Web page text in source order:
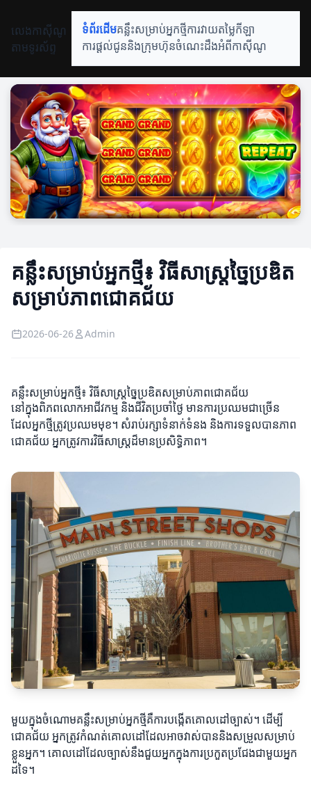
លេងកាស៊ីណូ
តាមទូរស័ព្ទ
ទំព័រដើមគន្លឹះសម្រាប់អ្នកថ្មីការវាយតម្លៃកីឡា
ការផ្តល់ជូននិងក្រុមហ៊ុនចំណេះដឹងអំពីកាស៊ីណូ
គន្លឹះសម្រាប់អ្នកថ្មី៖ វិធីសាស្ត្រច្នៃប្រឌិត
សម្រាប់ភាពជោគជ័យ
2026-06-26 Admin
គន្លឹះសម្រាប់អ្នកថ្មី៖ វិធីសាស្ត្រច្នៃប្រឌិតសម្រាប់ភាពជោគជ័យ
នៅក្នុងពិភពលោកអាជីវកម្ម និងជីវិតប្រចាំថ្ងៃ មានការប្រឈមជាច្រើន
ដែលអ្នកថ្មីត្រូវប្រឈមមុខ។ សំរាប់រក្សាទំនាក់ទំនង និងការទទួលបានភាព
ជោគជ័យ អ្នកត្រូវការវិធីសាស្ត្រដ៏មានប្រសិទ្ធិភាព។
មួយក្នុងចំណោមគន្លឹះសម្រាប់អ្នកថ្មីគឺការបង្កើតគោលដៅច្បាស់។ ដើម្បី
ជោគជ័យ អ្នកត្រូវកំណត់គោលដៅដែលអាចវាស់បាននិងសម្រួលសម្រាប់
ខ្លួនអ្នក។ គោលដៅដែលច្បាស់នឹងជួយអ្នកក្នុងការប្រកួតប្រជែងជាមួយអ្នក
ដទៃ។